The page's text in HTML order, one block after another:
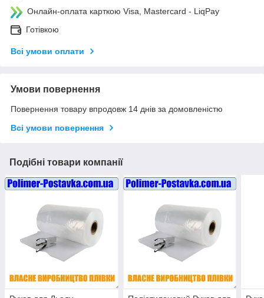
Онлайн-оплата карткою Visa, Mastercard - LiqPay
Готівкою
Всі умови оплати
Умови повернення
Повернення товару впродовж 14 днів за домовленістю
Всі умови повернення
Подібні товари компанії